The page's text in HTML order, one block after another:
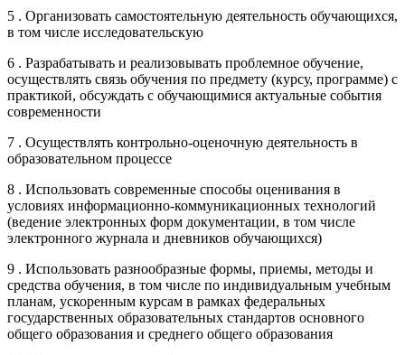
5 . Организовать самостоятельную деятельность обучающихся,
в том числе исследовательскую
6 . Разрабатывать и реализовывать проблемное обучение,
осуществлять связь обучения по предмету (курсу, программе) с
практикой, обсуждать с обучающимися актуальные события
современности
7 . Осуществлять контрольно-оценочную деятельность в
образовательном процессе
8 . Использовать современные способы оценивания в
условиях информационно-коммуникационных технологий
(ведение электронных форм документации, в том числе
электронного журнала и дневников обучающихся)
9 . Использовать разнообразные формы, приемы, методы и
средства обучения, в том числе по индивидуальным учебным
планам, ускоренным курсам в рамках федеральных
государственных образовательных стандартов основного
общего образования и среднего общего образования